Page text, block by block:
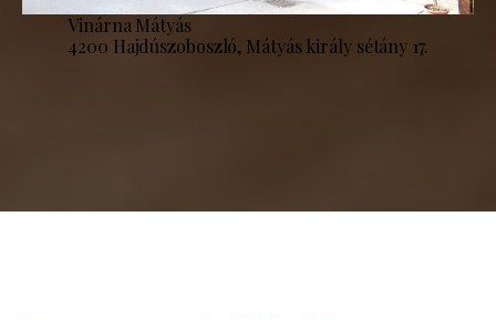
Vinárna Mátyás
4200 Hajdúszoboszló, Mátyás király sétány 17.